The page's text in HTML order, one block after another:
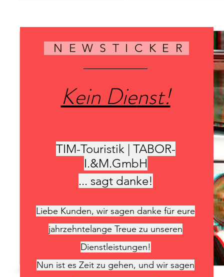
Kein Dienst!
TIM-Touristik | TABOR-
I.&M.GmbH
... sagt danke!
Liebe Kunden, wir sagen danke für eure
jahrzehntelange Treue zu unseren
Dienstleistungen!
Nun ist es Zeit zu gehen, und wir sagen
NEWSTICKER